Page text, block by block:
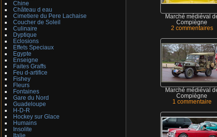
Chine
Château d eau
Cimetiere du Pere Lachaise
Coucher de Soleil
Culinaire
Dyptique
Eclosions
Effets Speciaux
Egypte
Enseigne
Faites Graffs
Feu d-artifice
Fishey
Fleurs
Fontaines
Gare du Nord
Guadeloupe
H-D-R
Hockey sur Glace
Humains
Insolite
Italie
Marché médiéval
Compiègne
2 commentaires
Marché médiéval
Compiègne
1 commentaire